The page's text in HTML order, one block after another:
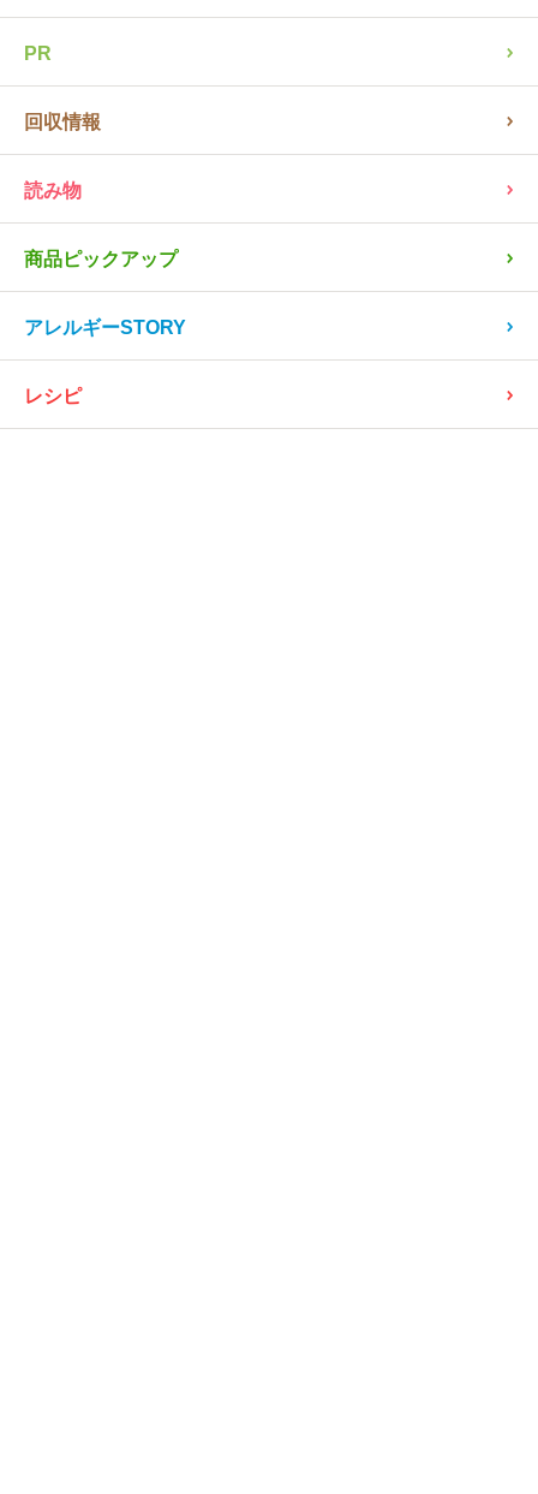
PR
回収情報
読み物
商品ピックアップ
アレルギーSTORY
レシピ